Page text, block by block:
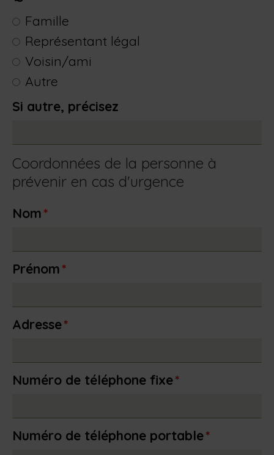
Famille
Représentant légal
Voisin/ami
Autre
Si autre, précisez
Coordonnées de la personne à
prévenir en cas d'urgence
Nom*
Prénom*
Adresse*
Numéro de téléphone fixe*
Numéro de téléphone portable*